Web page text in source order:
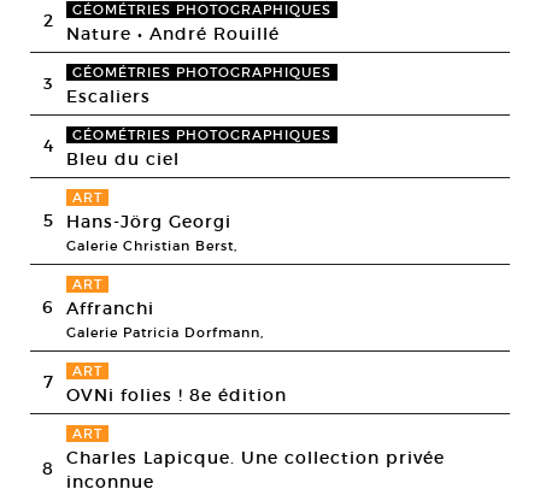
2 GÉOMÉTRIES PHOTOGRAPHIQUES
Nature • André Rouillé
3 GÉOMÉTRIES PHOTOGRAPHIQUES
Escaliers
4 GÉOMÉTRIES PHOTOGRAPHIQUES
Bleu du ciel
5
ART
Hans-Jörg Georgi
Galerie Christian Berst,
6
ART
Affranchi
Galerie Patricia Dorfmann,
7 ART
OVNi folies ! 8e édition
8
ART
Charles Lapicque. Une collection privée
inconnue